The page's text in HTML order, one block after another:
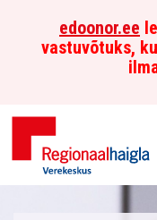
edoonor.ee
vastuvõtuks,